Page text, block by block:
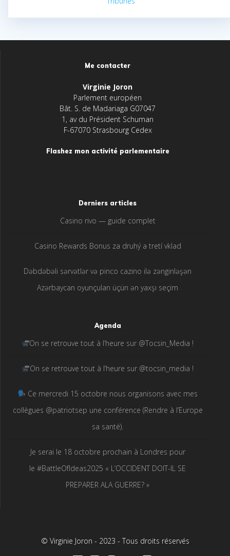
Me contacter
Virginie Joron
Parlement européen
Bât. S. de Madariaga G07047
1, av du Président Schuman
F-67070 Strasbourg Cedex
Flashez mon activité parlementaire
Derniers articles
Casino rivo — guide complet
Casino Rewards Bonus za druhý a tretí vklad
Dəbdəbəli sərvətlər və pinco cazino ilə zənginləşən
Azərbaycan oyunçuları üçün ən yaxşı seçim
Agenda
On se retrouve tout à l’heure sur @Tocsin_Media !
On se retrouve tout à l’heure sur @tocsin_media !
Ce mercredi 15 octobre nous organisons avec mes
collègues @patriotsep une conférence (Rendre à l’Europe
sa santé).
Je serai le 18 octobre prochain à Londres pour
le #BattleOfIdeas2025 « L’OCCIDENT DOIT-IL SE
PREPARER ALA GUERRE? »
© Virginie Joron - 2023 - Tous droits réservés